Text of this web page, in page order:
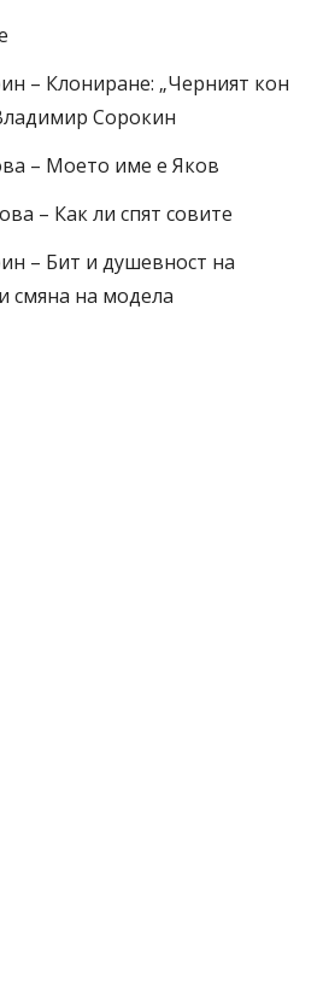
– Клониране: „Черният кон
Сорокин
– Моето име е Яков
– Как ли спят совите
– Бит и душевност на
смяна на модела